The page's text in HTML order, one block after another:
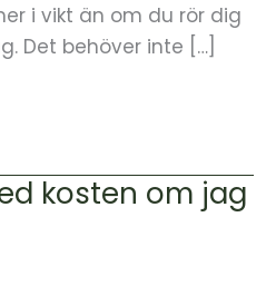
i vikt än om du rör dig
Det behöver inte […]
kosten om jag